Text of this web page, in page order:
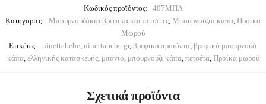
Κωδικός προϊόντος: 407ΜΠΛ
Κατηγορίες: Μπουρνουζάκια βρεφικά και πετσέτες Μπουρνούζια κάπα Προίκα
Μωρού
Ετικέτες: ninettabebe ninettabebe.gr, βρεφικά προιόντα βρεφικό μπουρνούζι
κάπα, ελληνικής κατασκευής, μπάνιο μπουρνούζι κάπα, πετσέτα, Προίκα μωρού
Σχετικά προϊόντα